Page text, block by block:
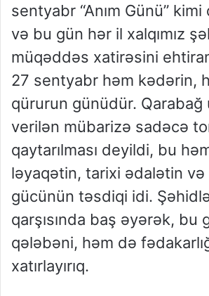
sentyabr “Anım Günü”
və bu gün hər il xalqımız
müqəddəs xatirəsini
27 sentyabr həm kədərin,
qürurun günüdür. Qarabağ
verilən mübarizə sadəcə
qaytarılması deyildi, bu
ləyaqətin, tarixi ədalətin
gücünün təsdiqi idi.
qarşısında baş əyərək, bu
qələbəni, həm də
xatırlayırıq.